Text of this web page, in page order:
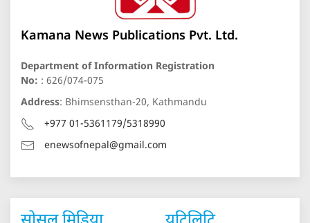
Kamana News Publications Pvt. Ltd.
Department of Information Registration
No: : 626/074-075
Address: Bhimsensthan-20, Kathmandu
+977 01-5361179/5318990
enewsofnepal@gmail.com